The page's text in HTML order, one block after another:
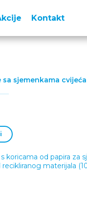
Kontakt
sjemenkama cvijeća
koricama od papira za
materijala